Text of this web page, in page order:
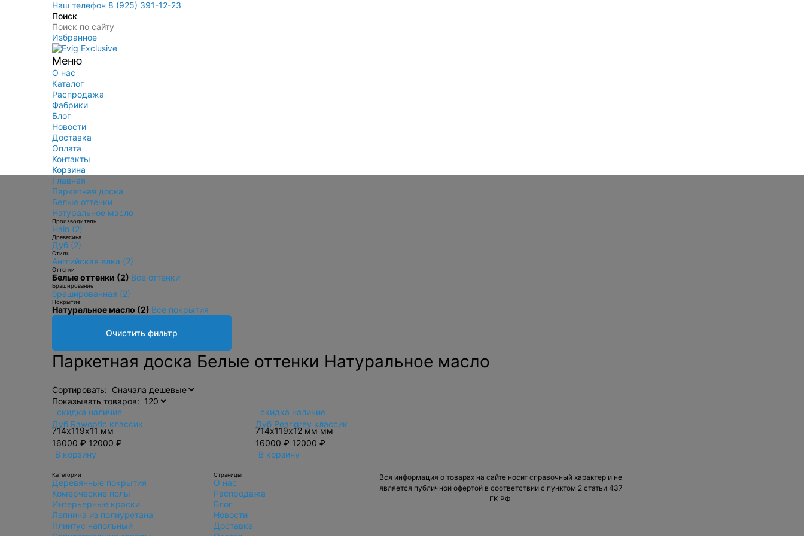
Наш телефон 8 (925) 391-12-23
Поиск
Избранное
Меню
О нас
Каталог
Распродажа
Фабрики
Блог
Новости
Доставка
Оплата
Контакты
Корзина
Главная
Паркетная доска
Белые оттенки
Натуральное масло
Производитель
Hain (2)
Древесина
Дуб (2)
Стиль
Английская елка (2)
Оттенки
Белые оттенки (2) Все оттенки
Браширование
брашированная (2)
Покрытие
Натуральное масло (2) Все покрытия
Очистить фильтр
Паркетная доска Белые оттенки Натуральное масло
Сортировать:
Показывать товаров:
скидка наличие
Дуб Rawoptic классик
714х119x11 мм
16000 ₽ 12000 ₽
В корзину
скидка наличие
Дуб Pearlgrey классик
714х119x12 мм мм
16000 ₽ 12000 ₽
В корзину
Категории
Деревянные покрытия
Комерческие полы
Интерьерные краски
Лепнина из полиуретана
Плинтус напольный
Страницы
О нас
Распродажа
Блог
Новости
Доставка
Вся информация о товарах на сайте носит справочный характер и не
является публичной офертой в соответствии с пунктом 2 статьи 437
ГК РФ.